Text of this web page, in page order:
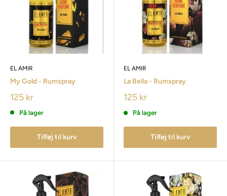
EL AMIR
My Gold - Rumspray
125 kr
På lager
Tilføj til kurv
EL AMIR
La Bella - Rumspray
125 kr
På lager
Tilføj til kurv